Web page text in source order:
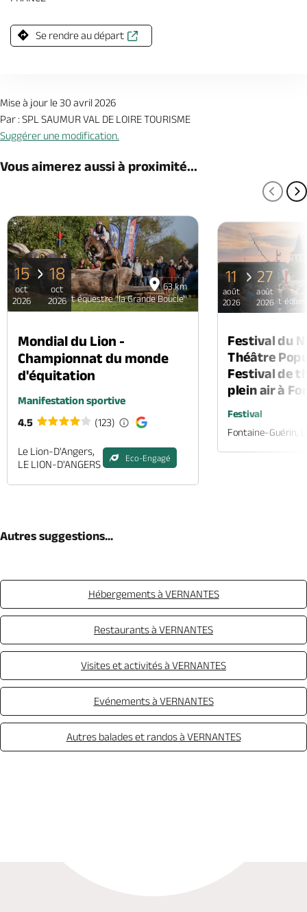
Se rendre au départ
Mise à jour le 30 avril 2026
Par : SPL SAUMUR VAL DE LOIRE TOURISME
Suggérer une modification.
Vous aimerez aussi à proximité...
63 km
Circuit équestre "la Grande Boucle"
15
oct
2026
18
oct
2026
Mondial du Lion -
Championnat du monde
d'équitation
Manifestation sportive
4.5
(123)
Le Lion-D'Angers,
LE LION-D'ANGERS
Eco-Engagé
Circuit
11
août
2026
27
août
2026
Festival du
Théâtre
Festival de
plein air à
Festival
Fontaine-Guérin,
Autres suggestions...
Hébergements à VERNANTES
Restaurants à VERNANTES
Visites et activités à VERNANTES
Evénements à VERNANTES
Autres balades et randos à VERNANTES